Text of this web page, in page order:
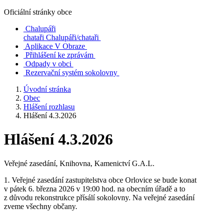
Oficiální stránky obce
Chalupáři
chataři Chalupáři/chataři
Aplikace V Obraze
Přihlášení ke zprávám
Odpady v obci
Rezervační systém sokolovny
Úvodní stránka
Obec
Hlášení rozhlasu
Hlášení 4.3.2026
Hlášení 4.3.2026
Veřejné zasedání, Knihovna, Kamenictví G.A.L.
1. Veřejné zasedání zastupitelstva obce Orlovice se bude konat
v pátek 6. března 2026 v 19:00 hod. na obecním úřadě a to
z důvodu rekonstrukce přísálí sokolovny. Na veřejné zasedání
zveme všechny občany.